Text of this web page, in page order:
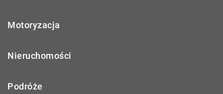
Motoryzacja
Nieruchomości
Podróże